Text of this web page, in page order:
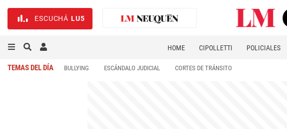
ESCUCHÁ LU5
HOME CIPOLLETTI POLICIALES
TEMAS DEL DÍA BULLYING ESCÁNDALO JUDICIAL CORTES DE TRÁNSITO